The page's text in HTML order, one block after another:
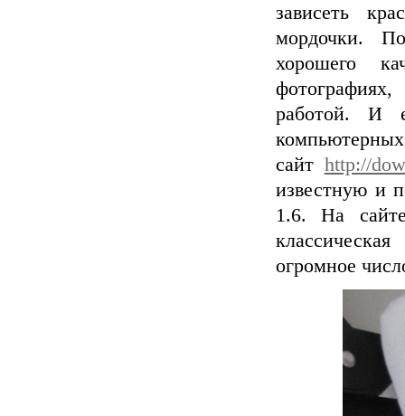
зависеть
мордочки.
хорошего
работой. И
сайт http://
известную и
1.6. На
огромное